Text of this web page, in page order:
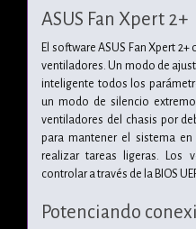
ASUS Fan Xpert 2+
El software ASUS Fan Xpert
ventiladores. Un modo de
inteligente todos los
un modo de silencio
ventiladores del chasis por
para mantener el sistema
realizar tareas ligeras. Los
controlar a través de la BIOS
Potenciando